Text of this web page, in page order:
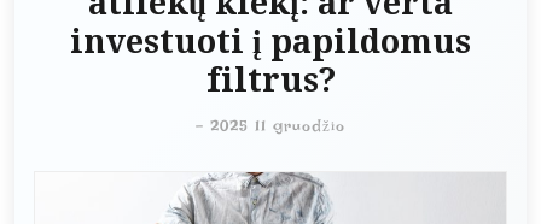
investuoti į papildomus
filtrus?
- 2025 11 gruodžio